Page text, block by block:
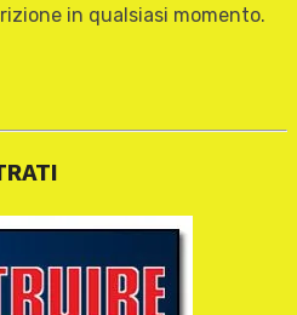
in qualsiasi momento.